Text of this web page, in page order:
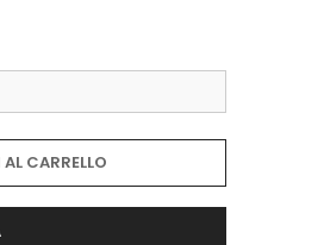
CARRELLO